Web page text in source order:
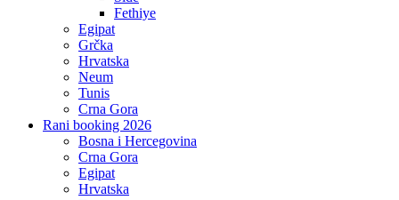
Fethiye
Egipat
Grčka
Hrvatska
Neum
Tunis
Crna Gora
Rani booking 2026
Bosna i Hercegovina
Crna Gora
Egipat
Hrvatska